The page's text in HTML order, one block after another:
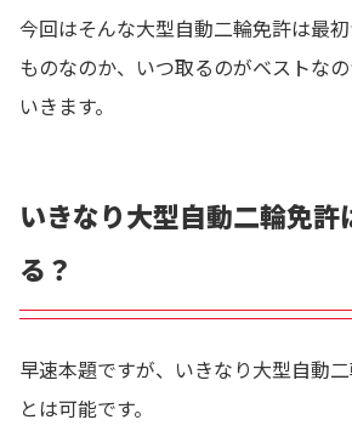
今回はそんな大型自動二輪免許は最
ものなのか、いつ取るのがベストな
いきます。
いきなり大型自動二輪免許
る？
早速本題ですが、いきなり大型自動
とは可能です。